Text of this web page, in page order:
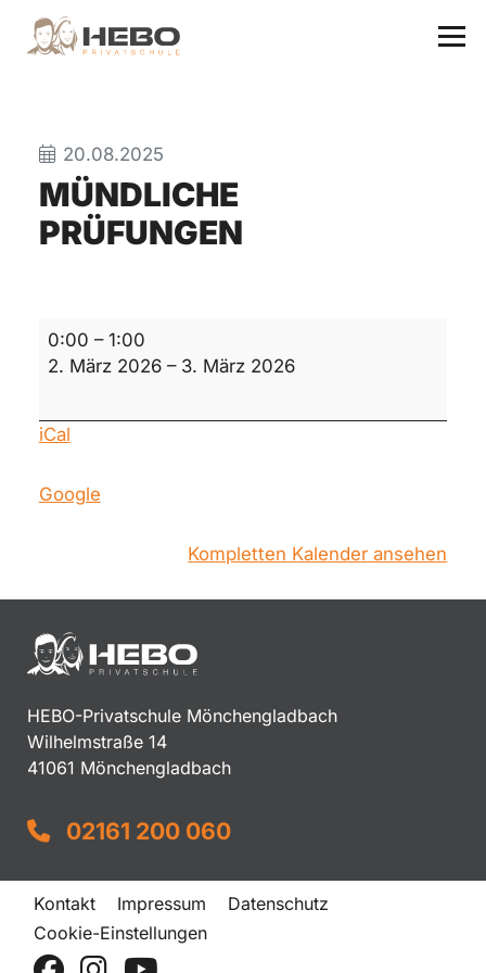
20.08.2025
MÜNDLICHE
PRÜFUNGEN
mündliche
Prüfungen
0:00 – 1:00
2. März 2026 – 3. März 2026
iCal
Google
Kompletten Kalender ansehen
HEBO-Privatschule Mönchengladbach
Wilhelmstraße 14
41061 Mönchengladbach
02161 200 060
Kontakt Impressum
Datenschutz
Cookie-Einstellungen